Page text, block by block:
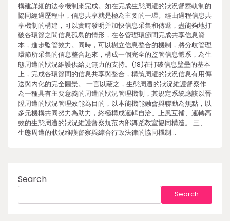
構建詳細的法令機制來完成。如在完成生態周遭的狀況督察軌制的
協同經過歷程中，信息共享就是極為主要的一環。經由過程信息共
享機制的構建，可以實時發明并加快信息采集和傳遞，盡能夠地打
破各環節之間信息孤島的情形，在各管理環節間完成共享信息資
本，進步監管效力。同時，可以樹立信息整合的機制，將分歧管理
環節所采集的信息整合起來，構成一個完全的監管信息體系，為生
態周遭的狀況維護供給更無力的支持。(18)在打破信息壁壘的基本
上，完成各環節間的信息共享與整合，構筑周遭的狀況信息有用傳
送與內化的完全圖景。 一言以蔽之，生態周遭的狀況維護督察作
為一種具有主要意義的周遭的狀況管理機制，其規定系統應該以晉
陞周遭的狀況管理效能為目的，以本能機能融會與聯動為焦點，以
多元機構共同努力為助力，終極構成邏輯自洽、上風互補、運轉高
效的生態周遭的狀況維護督察規范內部舞蹈教室協同構造。 三、
生態周遭的狀況維護督察與綜合行政法律的協同機制…
Search
Search